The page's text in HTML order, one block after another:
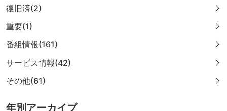
復旧済(2)
重要(1)
番組情報(161)
サービス情報(42)
その他(61)
年別アーカイブ